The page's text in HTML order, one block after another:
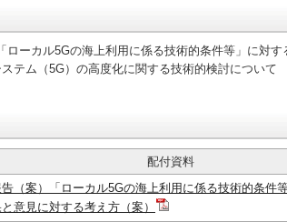
ローカル5Gの海上利用に係る技術的条件等」に対
ステム（5G）の高度化に関する技術的検討について
配付資料
（案）「ローカル5Gの海上利用に係る技術的条件
意見に対する考え方（案）